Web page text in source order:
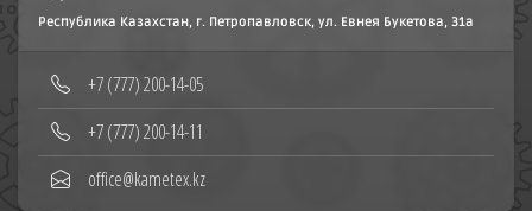
Республика Казахстан, г. Петропавловск, ул. Евнея Букетова, 31а
+7 (777) 200-14-05
+7 (777) 200-14-11
office@kametex.kz